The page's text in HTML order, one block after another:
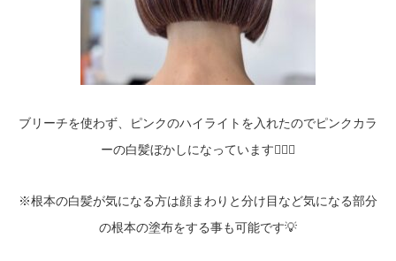
ブリーチを使わず、ピンクのハイライトを入れたのでピンクカラ
ーの白髪ぼかしになっています✌🏻✨
※根本の白髪が気になる方は顔まわりと分け目など気になる部分
の根本の塗布をする事も可能です💡